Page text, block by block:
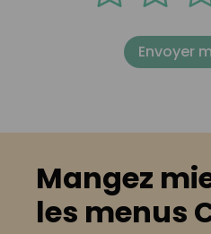
Envoyer
Mangez
les menus